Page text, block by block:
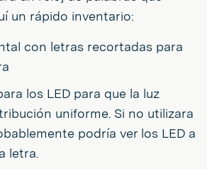
un rápido inventario:
con letras recortadas para
los LED para que la luz
uniforme. Si no utilizara
podría ver los LED a
letra.